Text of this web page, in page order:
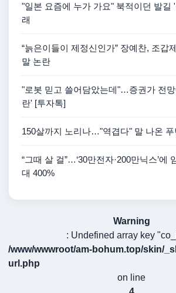
"일본 요즘에 누가 가요" 북적이던 발
래
“늙은이들이 제정신인가” 장예찬, 조갑
말 논란
"로봇 믿고 쓸어담았는데"…증권가 전
란' [투자톡]
150살까지 노리나…"역겹다" 말 나온
“그때 살 걸”…‘30만전자·200만닉스’에
대 400%
Warning
: Undefined array key
/www/wwwroot/am-bohum.top/skin/
url.php
on line